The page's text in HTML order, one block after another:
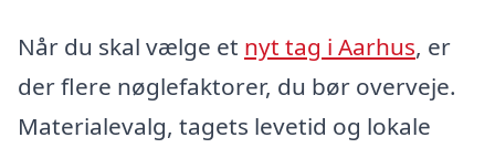
Når du skal vælge et nyt tag i Aarhus, er
der flere nøglefaktorer, du bør overveje.
Materialevalg, tagets levetid og lokale